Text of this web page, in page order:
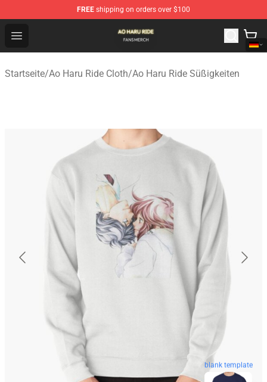
FREE shipping on orders over $100
Open menu
Ao Haru Ride Shop - Official Ao Haru Ride Merchandise
Startseite/Ao Haru Ride Cloth/Ao Haru Ride Süßigkeiten
blank template